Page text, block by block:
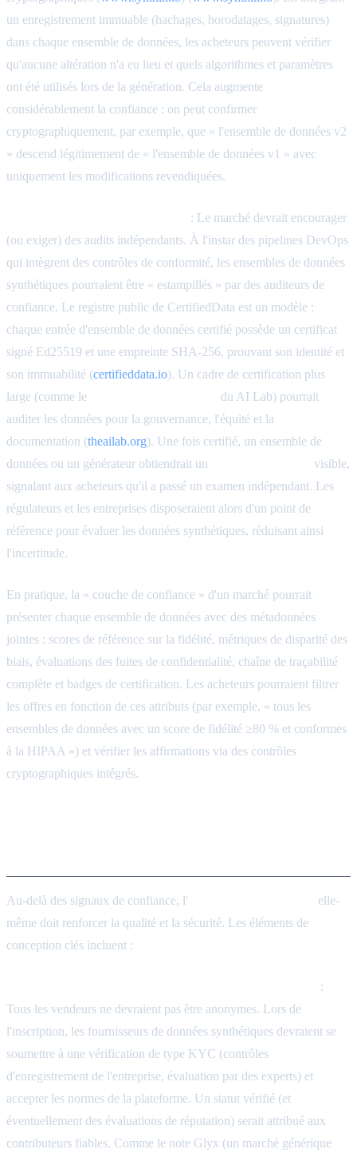
un enregistrement immuable (hachages, horodatages, signatures)
dans chaque ensemble de données, les acheteurs peuvent vérifier
qu'aucune altération n'a eu lieu et quels algorithmes et paramètres
ont été utilisés lors de la génération. Cela augmente
considérablement la confiance : on peut confirmer
cryptographiquement, par exemple, que « l'ensemble de données v2
» descend légitimement de « l'ensemble de données v1 » avec
uniquement les modifications revendiquées.
: Le marché devrait encourager
(ou exiger) des audits indépendants. À l'instar des pipelines DevOps
qui intègrent des contrôles de conformité, les ensembles de données
synthétiques pourraient être « estampillés » par des auditeurs de
confiance. Le registre public de CertifiedData est un modèle :
chaque entrée d'ensemble de données certifié possède un certificat
signé Ed25519 et une empreinte SHA-256, prouvant son identité et
son immuabilité (certifieddata.io). Un cadre de certification plus
large (comme le
du AI Lab) pourrait
auditer les données pour la gouvernance, l'équité et la
documentation (theailab.org). Une fois certifié, un ensemble de
données ou un générateur obtiendrait un
visible,
signalant aux acheteurs qu'il a passé un examen indépendant. Les
régulateurs et les entreprises disposeraient alors d'un point de
référence pour évaluer les données synthétiques, réduisant ainsi
l'incertitude.
En pratique, la « couche de confiance » d'un marché pourrait
présenter chaque ensemble de données avec des métadonnées
jointes : scores de référence sur la fidélité, métriques de disparité des
biais, évaluations des fuites de confidentialité, chaîne de traçabilité
complète et badges de certification. Les acheteurs pourraient filtrer
les offres en fonction de ces attributs (par exemple, « tous les
ensembles de données avec un score de fidélité ≥80 % et conformes
à la HIPAA ») et vérifier les affirmations via des contrôles
cryptographiques intégrés.
Au-delà des signaux de confiance, l'
elle-
même doit renforcer la qualité et la sécurité. Les éléments de
conception clés incluent :
:
Tous les vendeurs ne devraient pas être anonymes. Lors de
l'inscription, les fournisseurs de données synthétiques devraient se
soumettre à une vérification de type KYC (contrôles
d'enregistrement de l'entreprise, évaluation par des experts) et
accepter les normes de la plateforme. Un statut vérifié (et
éventuellement des évaluations de réputation) serait attribué aux
contributeurs fiables. Comme le note Glyx (un marché générique